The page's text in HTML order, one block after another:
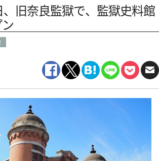
、旧奈良監獄で、監獄史料館